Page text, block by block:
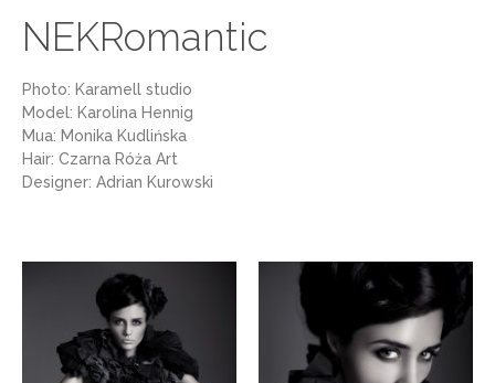
NEKRomantic
Photo: Karamell studio
Model: Karolina Hennig
Mua: Monika Kudlińska
Hair: Czarna Róża Art
Designer: Adrian Kurowski